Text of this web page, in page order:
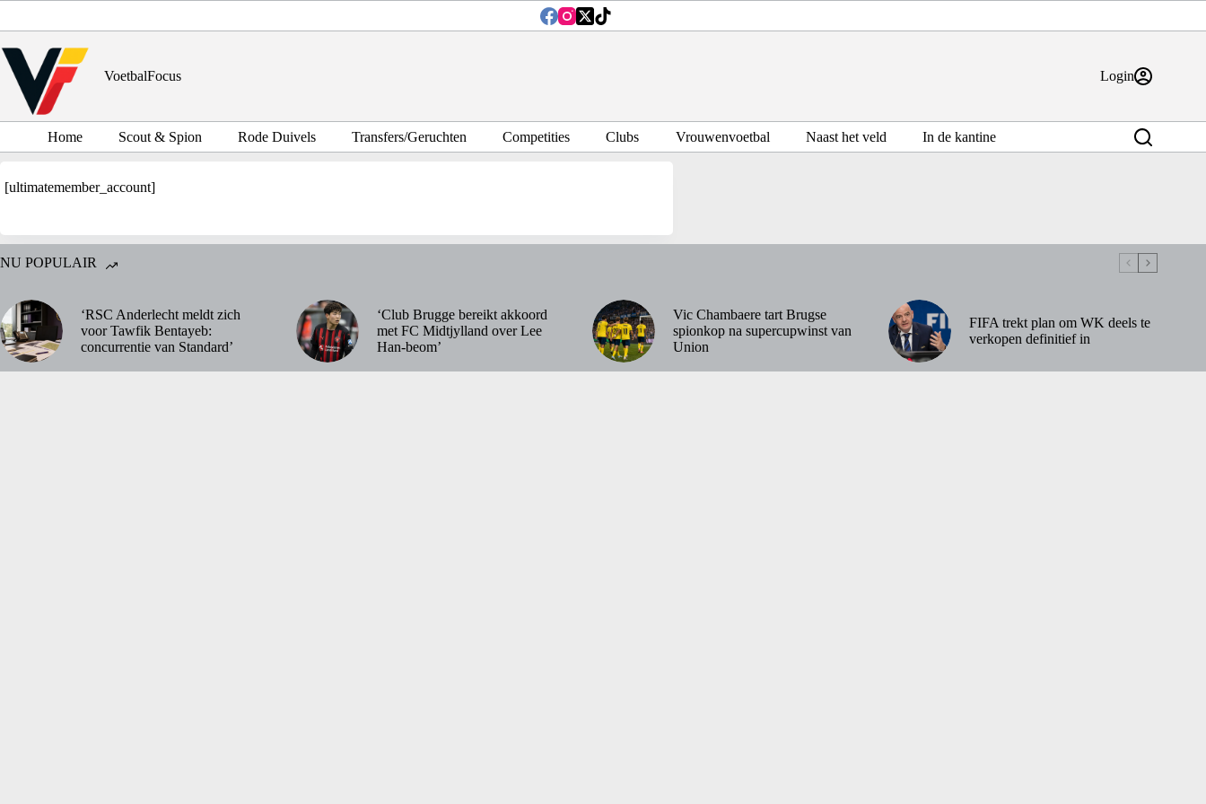
inhoud
VoetbalFocus
Login
Home Scout & Spion Rode Duivels Transfers/Geruchten Competities Clubs Vrouwenvoetbal Naast het veld In de kantine
[ultimatemember_account]
NU POPULAIR
‘RSC Anderlecht meldt zich
voor Tawfik Bentayeb:
concurrentie van Standard’
‘Club Brugge bereikt akkoord
met FC Midtjylland over Lee
Han-beom’
Vic Chambaere tart Brugse
spionkop na supercupwinst van
Union
FIFA trekt plan om WK deels te
verkopen definitief in